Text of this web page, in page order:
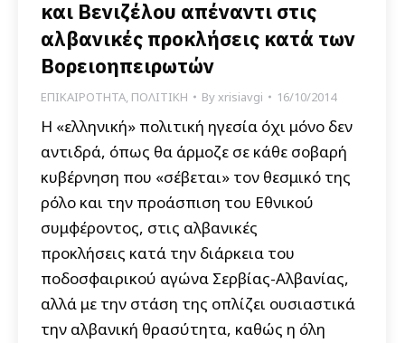
και Βενιζέλου απέναντι στις
αλβανικές προκλήσεις κατά των
Βορειοηπειρωτών
ΕΠΙΚΑΙΡΟΤΗΤΑ, ΠΟΛΙΤΙΚΗ Byxrisiavgi 16/10/2014
Η «ελληνική» πολιτική ηγεσία όχι μόνο δεν
αντιδρά, όπως θα άρμοζε σε κάθε σοβαρή
κυβέρνηση που «σέβεται» τον θεσμικό της
ρόλο και την προάσπιση του Εθνικού
συμφέροντος, στις αλβανικές
προκλήσεις κατά την διάρκεια του
ποδοσφαιρικού αγώνα Σερβίας-Αλβανίας,
αλλά με την στάση της οπλίζει ουσιαστικά
την αλβανική θρασύτητα, καθώς η όλη